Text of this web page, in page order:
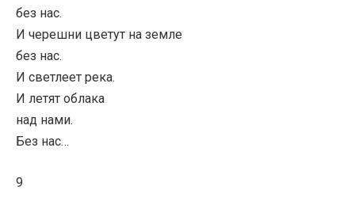
без нас.
И черешни цветут на земле
без нас.
И светлеет река.
И летят облака
над нами.
Без нас…
9